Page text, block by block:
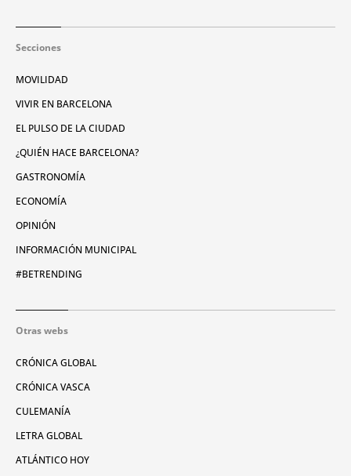
Secciones
MOVILIDAD
VIVIR EN BARCELONA
EL PULSO DE LA CIUDAD
¿QUIÉN HACE BARCELONA?
GASTRONOMÍA
ECONOMÍA
OPINIÓN
INFORMACIÓN MUNICIPAL
#BETRENDING
Otras webs
CRÓNICA GLOBAL
CRÓNICA VASCA
CULEMANÍA
LETRA GLOBAL
ATLÁNTICO HOY